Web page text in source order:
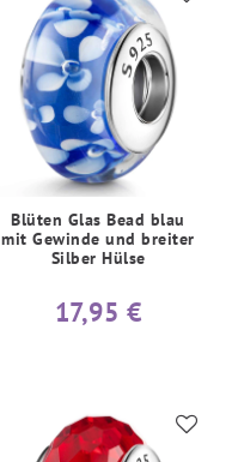
Blüten Glas Bead blau
mit Gewinde und breiter
Silber Hülse
17,95 €